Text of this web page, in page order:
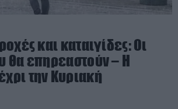
και καταιγίδες: Οι
θα επηρεαστούν – Η
την Κυριακή